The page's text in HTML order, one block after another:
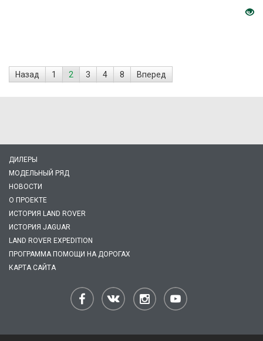
Назад 1 2 3 4 8 Вперед
ДИЛЕРЫ
МОДЕЛЬНЫЙ РЯД
НОВОСТИ
О ПРОЕКТЕ
ИСТОРИЯ LAND ROVER
ИСТОРИЯ JAGUAR
LAND ROVER EXPEDITION
ПРОГРАММА ПОМОЩИ НА ДОРОГАХ
КАРТА САЙТА